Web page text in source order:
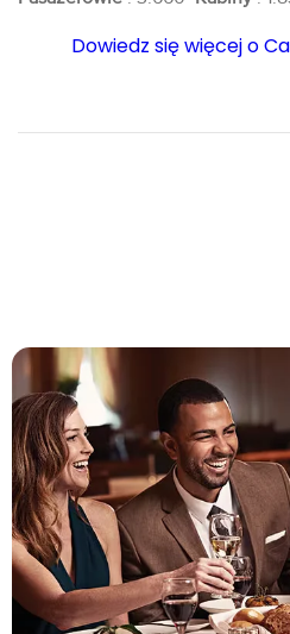
Dowiedz się więcej o